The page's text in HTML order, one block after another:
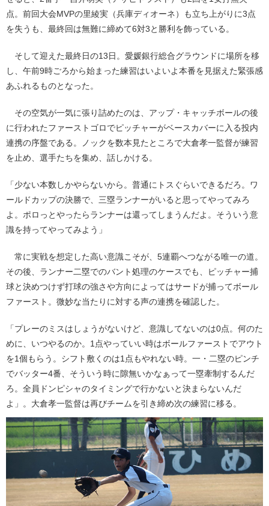
点。前回大会MVPの里綾実（兵庫ディオーネ）も立ち上がりに3点
を失うも、最終回は無難に締めて6対3と勝利を飾っている。
そして迎えた最終日の13日。愛媛銀行総合グラウンドに場所を移
し、午前9時ごろから始まった練習はいよいよ本番を見据えた緊張感
あふれるものとなった。
その空気が一気に張り詰めたのは、アップ・キャッチボールの後
に行われたファーストゴロでピッチャーがベースカバーに入る投内
連携の序盤である。ノックを数本見たところで大倉孝一監督が練習
を止め、選手たちを集め、話しかける。
「少ない本数しかやらないから。普通にトスぐらいできるだろ。ワ
ールドカップの決勝で、三塁ランナーがいると思ってやってみろ
よ。ポロっとやったらランナーは還ってしまうんだよ。そういう意
識を持ってやってみよう」
常に実戦を想定した高い意識こそが、5連覇へつながる唯一の道。
その後、ランナー二塁でのバント処理のケースでも、ピッチャー捕
球と決めつけず打球の強さや方向によってはサードが捕ってボール
ファースト。微妙な当たりに対する声の連携を確認した。
「プレーのミスはしょうがないけど、意識してないのは0点。何のた
めに、いつやるのか。1点やっていい時はボールファーストでアウト
を1個もらう。シフト敷くのは1点もやれない時。一・二塁のピンチ
でバッター4番、そういう時に隙無いかなぁって一塁牽制するんだ
ろ。全員ドンピシャのタイミングで行かないと決まらないんだ
よ」。大倉孝一監督は再びチームを引き締め次の練習に移る。